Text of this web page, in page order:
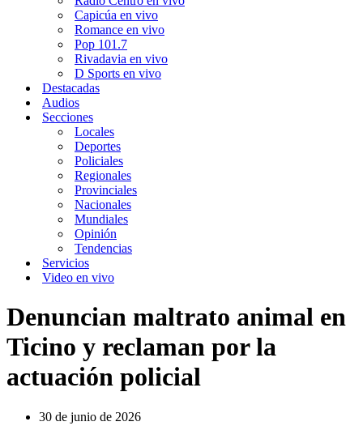
Capicúa en vivo
Romance en vivo
Pop 101.7
Rivadavia en vivo
D Sports en vivo
Destacadas
Audios
Secciones
Locales
Deportes
Policiales
Regionales
Provinciales
Nacionales
Mundiales
Opinión
Tendencias
Servicios
Video en vivo
Denuncian maltrato animal en
Ticino y reclaman por la
actuación policial
30 de junio de 2026